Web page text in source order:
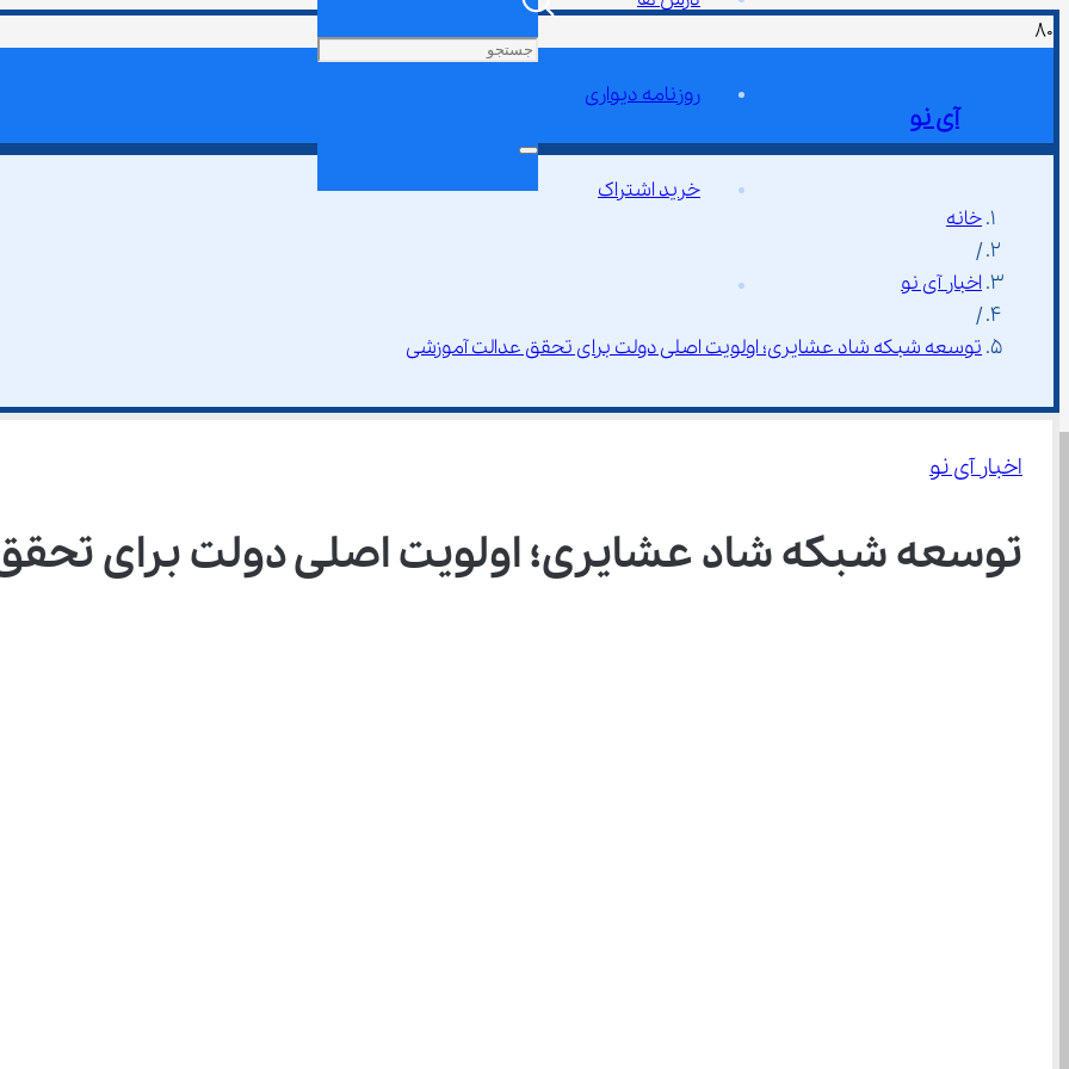
آی نو
روزنامه دیواری
خرید اشتراک
خانه
/
اخبار آی نو
/
توسعه شبکه شاد عشایری؛ اولویت اصلی دولت برای تحقق عدالت آموزشی
اخبار آی نو
توسعه شبکه شاد عشایری؛ اولویت اصلی دولت برای